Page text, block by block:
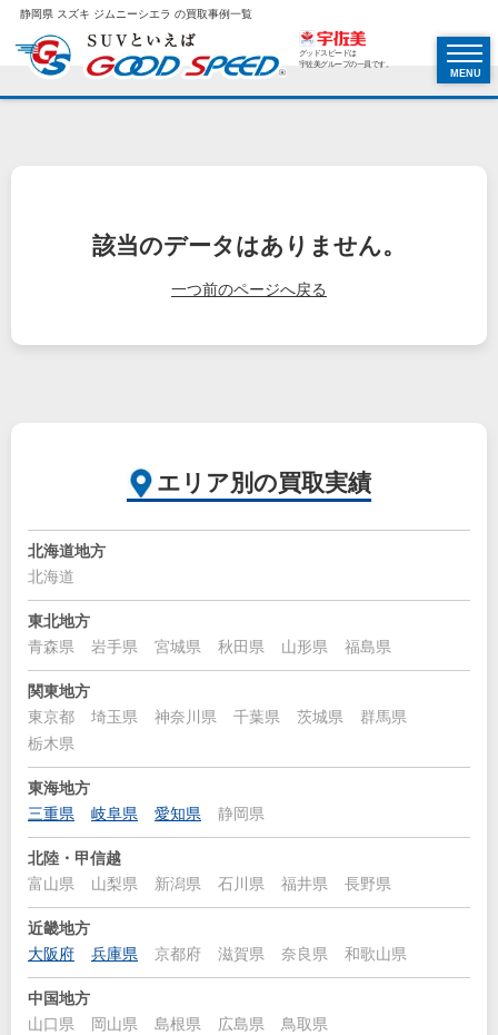
静岡県 スズキ ジムニーシエラ の買取事例一覧
グッドスピードは
宇佐美グループの一員です。
MENU
該当のデータはありません。
一つ前のページへ戻る
エリア別の買取実績
北海道地方
北海道
東北地方
青森県
岩手県 宮城県 秋田県 山形県 福島県
関東地方
東京都
埼玉県 神奈川県 千葉県 茨城県
群馬県
栃木県
東海地方
三重県
岐阜県 愛知県 静岡県
北陸・甲信越
富山県
山梨県 新潟県 石川県 福井県 長野県
近畿地方
大阪府
兵庫県 京都府 滋賀県 奈良県 和歌山県
中国地方
山口県
岡山県 島根県 広島県 鳥取県